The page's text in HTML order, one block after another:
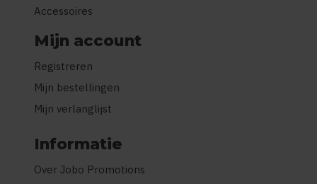
Accessoires
Mijn account
Registreren
Mijn bestellingen
Mijn verlanglijst
Informatie
Over Jobo Promotions